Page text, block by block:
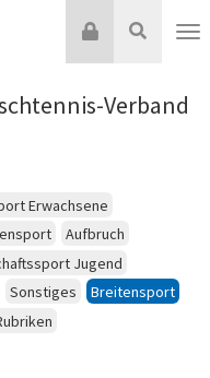
Suche
Login
Verband
Erwachsene
Aufbruch
Jugend
Sonstiges
Breitensport